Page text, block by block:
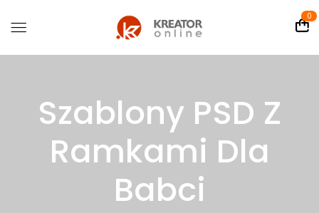
0
Szablony PSD Z
Ramkami Dla
Babci